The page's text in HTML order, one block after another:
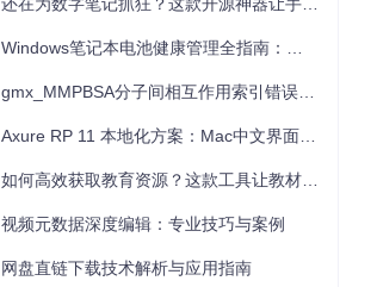
视频元数据深度编辑：专业技巧与案例
网盘直链下载技术解析与应用指南